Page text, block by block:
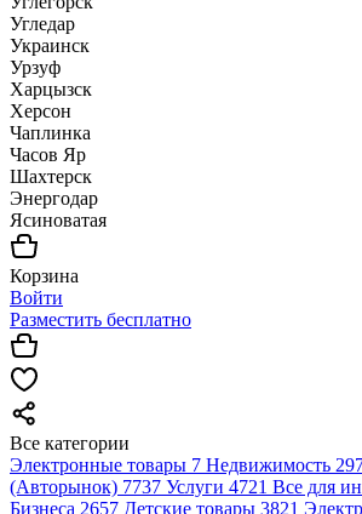
Угледар
Украинск
Урзуф
Харцызск
Херсон
Чаплинка
Часов Яр
Шахтерск
Энергодар
Ясиноватая
Корзина
Войти
Разместить бесплатно
Все категории
Электронные товары 7 Недвижимость
(Авторынок) 7737 Услуги 4721 Все для
Бизнеса 2657 Детские товары 3821